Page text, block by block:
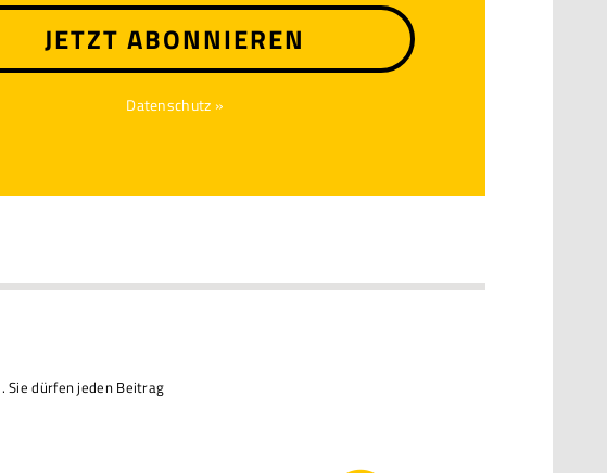
JETZT ABONNIEREN
Datenschutz »
. Sie dürfen jeden Beitrag